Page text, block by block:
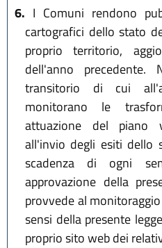
6. I Comuni rendono
cartografici dello stato
proprio territorio,
dell'anno
transitorio di cui
monitorano le
attuazione del piano
all'invio degli esiti dello
scadenza di ogni
approvazione della
provvede al
sensi della presente
proprio sito web dei